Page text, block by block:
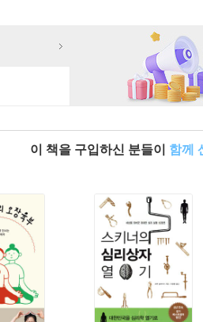
이 책을 구입하신 분들이 함께